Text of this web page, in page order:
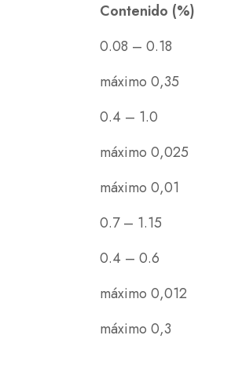
Contenido (%)
0.08 – 0.18
máximo 0,35
0.4 – 1.0
máximo 0,025
máximo 0,01
0.7 – 1.15
0.4 – 0.6
máximo 0,012
máximo 0,3